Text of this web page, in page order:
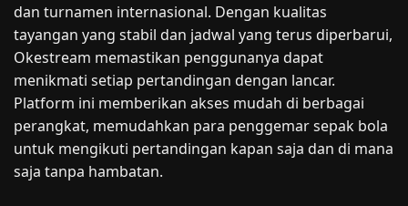
dan turnamen internasional. Dengan kualitas
tayangan yang stabil dan jadwal yang terus diperbarui,
Okestream memastikan penggunanya dapat
menikmati setiap pertandingan dengan lancar.
Platform ini memberikan akses mudah di berbagai
perangkat, memudahkan para penggemar sepak bola
untuk mengikuti pertandingan kapan saja dan di mana
saja tanpa hambatan.